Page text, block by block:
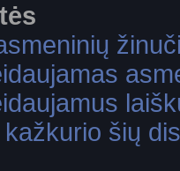
šių